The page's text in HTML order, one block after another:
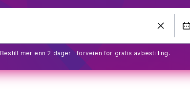
Bestill mer enn 2 dager i forveien for gratis avbestilling.